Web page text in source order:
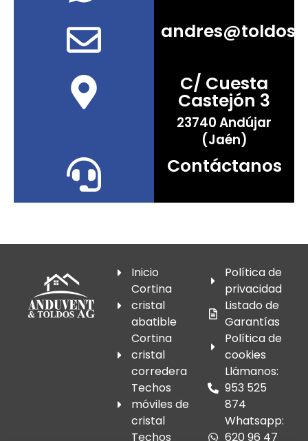
C/ Cuesta
Castejón 3
23740 Andújar
(Jaén)
Contáctanos
Inicio
Cortina
cristal
abatible
Cortina
cristal
corredera
Techos
móviles de
cristal
Techos
Política de
privacidad
Listado de
Garantías
Política de
cookies
Llámanos:
953 525
874
Whatsapp:
620 96 47